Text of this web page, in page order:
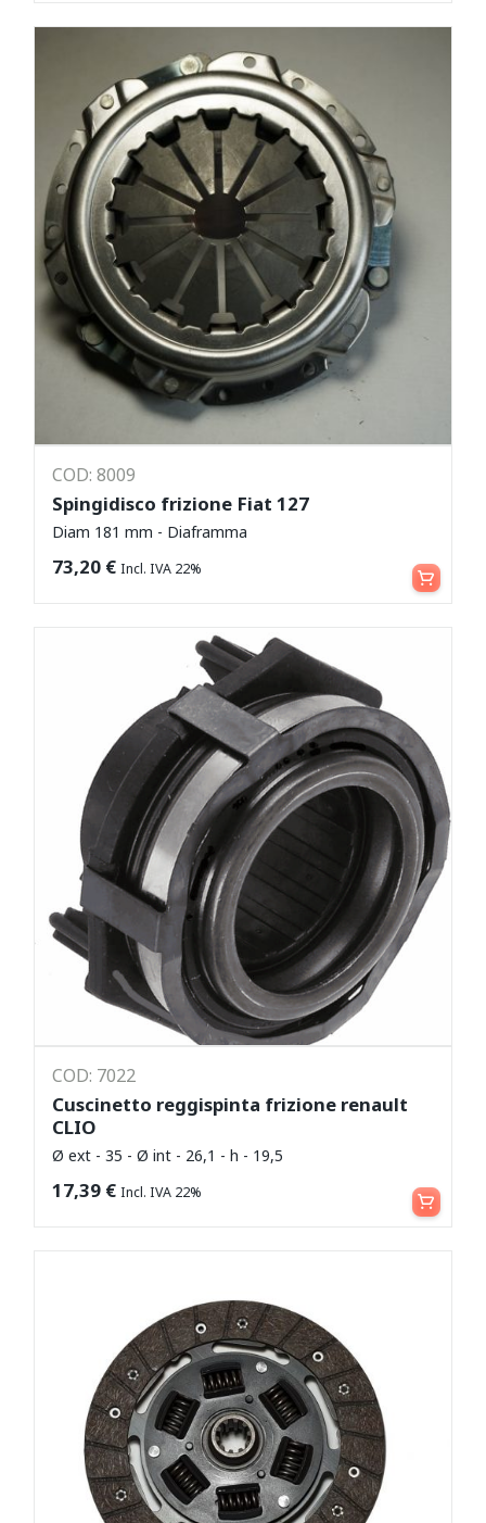
COD: 8009
Spingidisco frizione Fiat 127
Diam 181 mm - Diaframma
73,20 € Incl. IVA 22% Aggiungi al carrello
COD: 7022
Cuscinetto reggispinta frizione renault
CLIO
Ø ext - 35 - Ø int - 26,1 - h - 19,5
17,39 € Incl. IVA 22% Aggiungi al carrello